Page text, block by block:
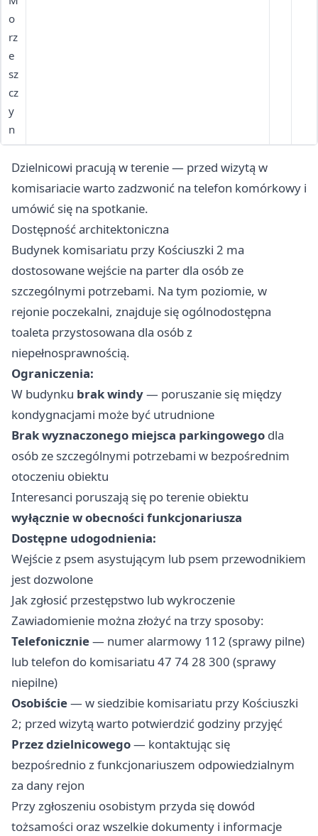
o
rz
e
sz
cz
y
n
Dzielnicowi pracują w terenie — przed wizytą w
komisariacie warto zadzwonić na telefon komórkowy i
umówić się na spotkanie.
Dostępność architektoniczna
Budynek komisariatu przy Kościuszki 2 ma
dostosowane wejście na parter dla osób ze
szczególnymi potrzebami. Na tym poziomie, w
rejonie poczekalni, znajduje się ogólnodostępna
toaleta przystosowana dla osób z
niepełnosprawnością.
Ograniczenia:
W budynku brak windy— poruszanie się między
kondygnacjami może być utrudnione
Brak wyznaczonego miejsca parkingowego dla
osób ze szczególnymi potrzebami w bezpośrednim
otoczeniu obiektu
Interesanci poruszają się po terenie obiektu
wyłącznie w obecności funkcjonariusza
Dostępne udogodnienia:
Wejście z psem asystującym lub psem przewodnikiem
jest dozwolone
Jak zgłosić przestępstwo lub wykroczenie
Zawiadomienie można złożyć na trzy sposoby:
Telefonicznie— numer alarmowy 112 (sprawy pilne)
lub telefon do komisariatu 47 74 28 300 (sprawy
niepilne)
Osobiście— w siedzibie komisariatu przy Kościuszki
2; przed wizytą warto potwierdzić godziny przyjęć
Przez dzielnicowego— kontaktując się
bezpośrednio z funkcjonariuszem odpowiedzialnym
za dany rejon
Przy zgłoszeniu osobistym przyda się dowód
tożsamości oraz wszelkie dokumenty i informacje